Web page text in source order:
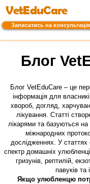
VetEduCare
Записатись на
Блог
Блог VetEduCare – це
інформація для
хвороб, догляд,
лікування. Статті
лікарями та базуються на
міжнародних
дослідженнях. У
спектр домашніх
гризунів, рептилій,
павуків та
Якщо улюбленцю